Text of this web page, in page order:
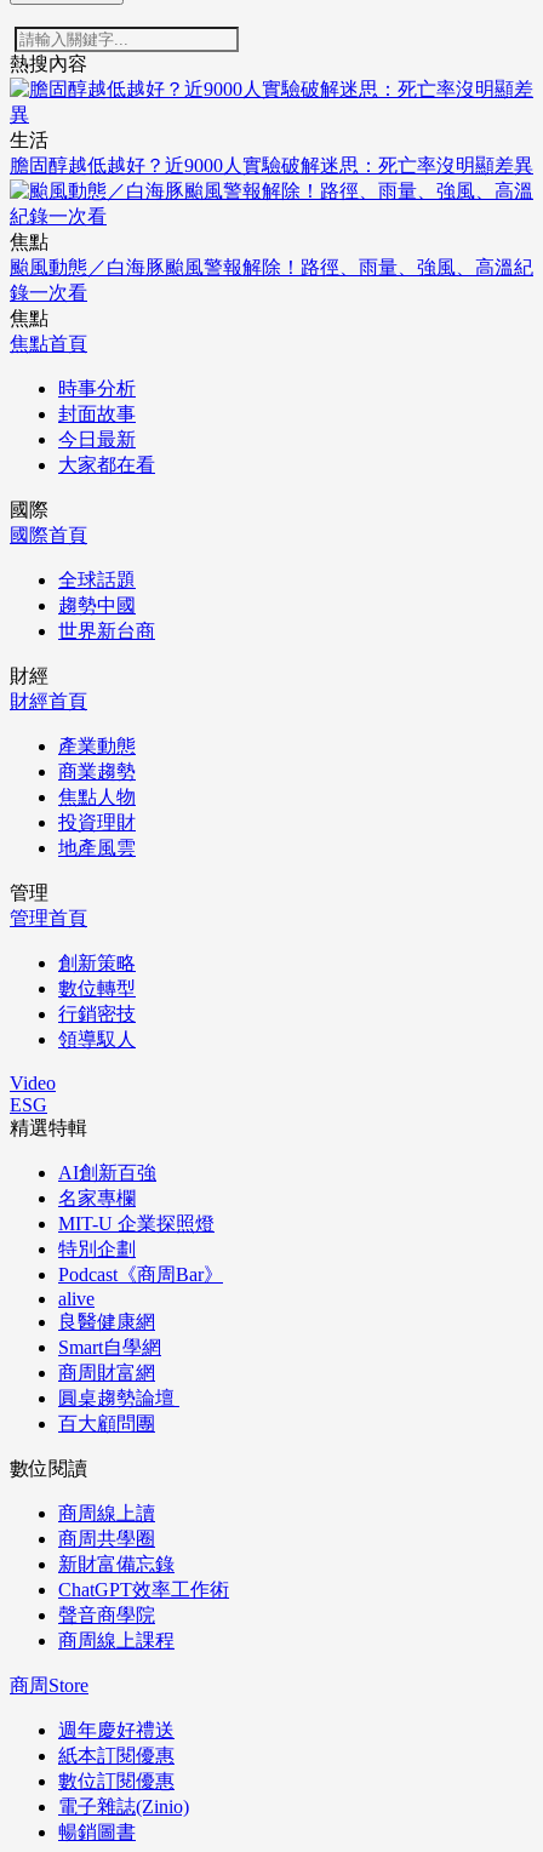
熱搜內容
生活
膽固醇越低越好？近9000人實驗破解迷思：死亡率沒明顯差異
焦點
颱風動態／白海豚颱風警報解除！路徑、雨量、強風、高溫紀
錄一次看
焦點
焦點首頁
時事分析
封面故事
今日最新
大家都在看
國際
國際首頁
全球話題
趨勢中國
世界新台商
財經
財經首頁
產業動態
商業趨勢
焦點人物
投資理財
地產風雲
管理
管理首頁
創新策略
數位轉型
行銷密技
領導馭人
Video
ESG
精選特輯
AI創新百強
名家專欄
MIT-U 企業探照燈
特別企劃
Podcast《商周Bar》
alive
良醫健康網
Smart自學網
商周財富網
圓桌趨勢論壇
百大顧問團
數位閱讀
商周線上讀
商周共學圈
新財富備忘錄
ChatGPT效率工作術
聲音商學院
商周線上課程
商周Store
週年慶好禮送
紙本訂閱優惠
數位訂閱優惠
電子雜誌(Zinio)
暢銷圖書